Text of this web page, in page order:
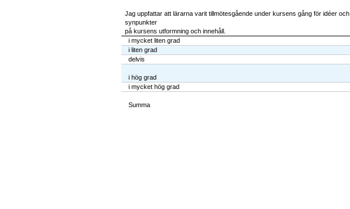
Jag uppfattar att lärarna varit tillmötesgående under kursens gång för idéer och
synpunkter
på kursens utformning och innehåll.
i mycket liten grad
i liten grad
delvis
i hög grad
i mycket hög grad
Summa